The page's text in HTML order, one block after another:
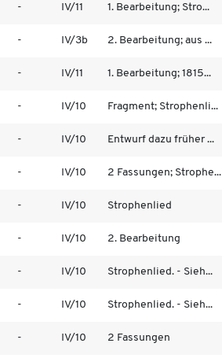
- IV/11 1. Bearbeitung; Stro...
- IV/3b 2. Bearbeitung; aus ...
- IV/11 1. Bearbeitung; 1815...
- IV/10 Fragment; Strophenli...
- IV/10 Entwurf dazu früher ...
- IV/10 2 Fassungen; Strophe...
- IV/10 Strophenlied
- IV/10 2. Bearbeitung
- IV/10 Strophenlied. - Sieh...
- IV/10 Strophenlied. - Sieh...
- IV/10 2 Fassungen